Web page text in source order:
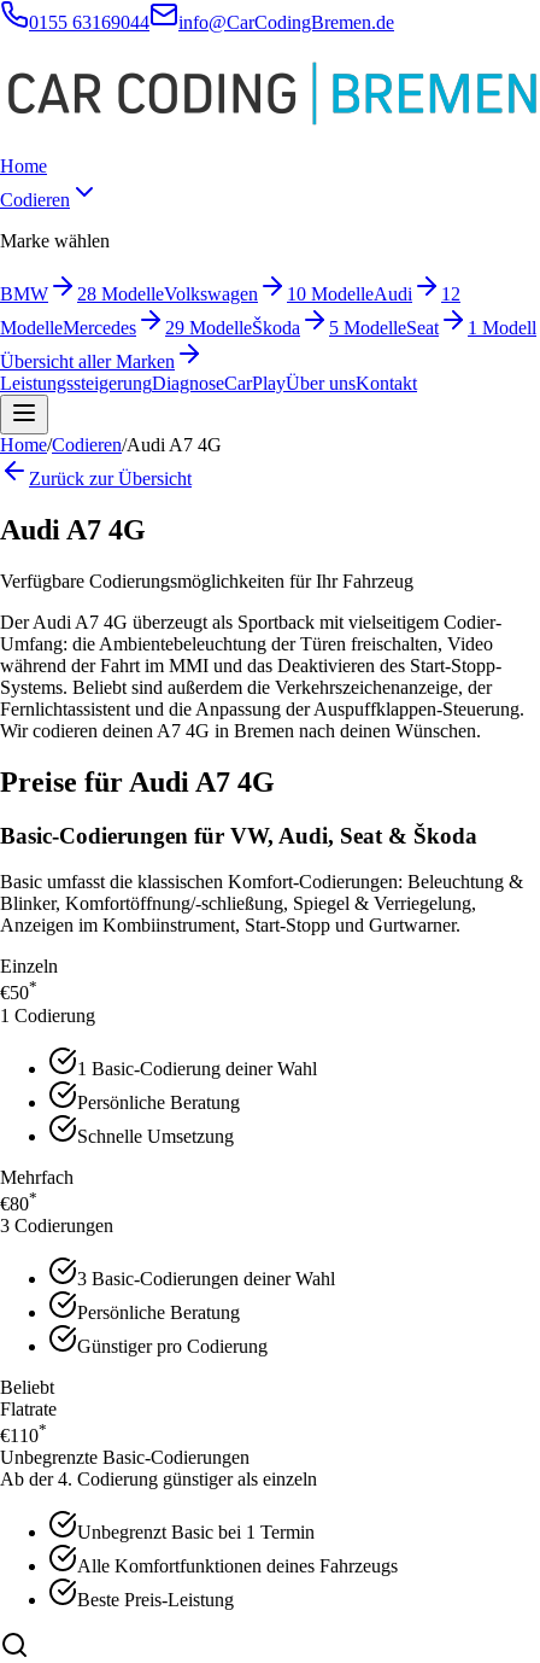
0155 63169044 info@CarCodingBremen.de
Home
Codieren
Marke wählen
BMW 28 ModelleVolkswagen 10 ModelleAudi
12
ModelleMercedes 29 ModelleŠkoda 5 ModelleSeat 1 Modell
Übersicht aller Marken
LeistungssteigerungDiagnoseCarPlayÜber unsKontakt
Home/Codieren/Audi A7 4G
Zurück zur Übersicht
Audi A7 4G
Verfügbare Codierungsmöglichkeiten für Ihr Fahrzeug
Der Audi A7 4G überzeugt als Sportback mit vielseitigem Codier-
Umfang: die Ambientebeleuchtung der Türen freischalten, Video
während der Fahrt im MMI und das Deaktivieren des Start-Stopp-
Systems. Beliebt sind außerdem die Verkehrszeichenanzeige, der
Fernlichtassistent und die Anpassung der Auspuffklappen-Steuerung.
Wir codieren deinen A7 4G in Bremen nach deinen Wünschen.
Preise für Audi A7 4G
Basic-Codierungen für VW, Audi, Seat & Škoda
Basic umfasst die klassischen Komfort-Codierungen: Beleuchtung &
Blinker, Komfortöffnung/-schließung, Spiegel & Verriegelung,
Anzeigen im Kombiinstrument, Start-Stopp und Gurtwarner.
Einzeln
€50*
1 Codierung
1 Basic-Codierung deiner Wahl
Persönliche Beratung
Schnelle Umsetzung
Mehrfach
€80*
3 Codierungen
3 Basic-Codierungen deiner Wahl
Persönliche Beratung
Günstiger pro Codierung
Beliebt
Flatrate
€110*
Unbegrenzte Basic-Codierungen
Ab der 4. Codierung günstiger als einzeln
Unbegrenzt Basic bei 1 Termin
Alle Komfortfunktionen deines Fahrzeugs
Beste Preis-Leistung